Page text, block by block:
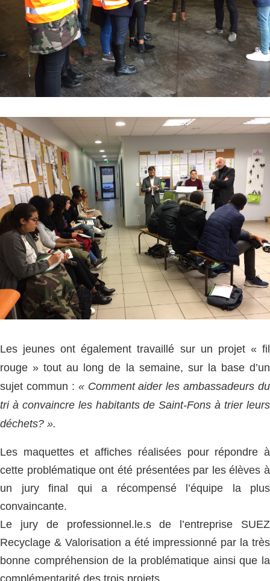
Les jeunes ont également travaillé sur un projet « fil
rouge » tout au long de la semaine, sur la base d’un
sujet commun : « Comment aider les ambassadeurs du
tri à convaincre les habitants de Saint-Fons à trier leurs
déchets? ».
Les maquettes et affiches réalisées pour répondre à
cette problématique ont été présentées par les élèves à
un jury final qui a récompensé l’équipe la plus
convaincante.
Le jury de professionnel.le.s de l’entreprise SUEZ
Recyclage & Valorisation a été impressionné par la très
bonne compréhension de la problématique ainsi que la